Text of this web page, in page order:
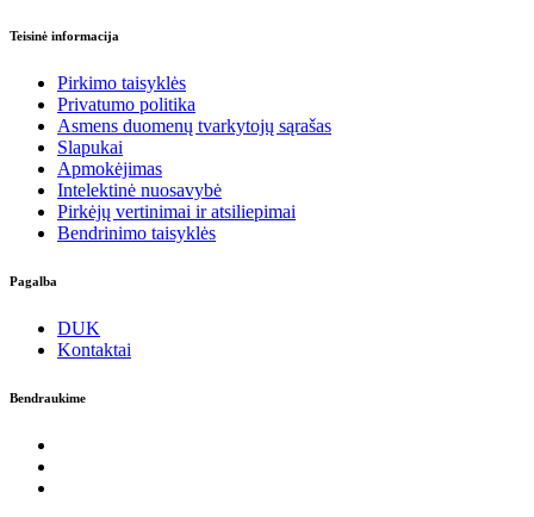
Teisinė informacija
Pirkimo taisyklės
Privatumo politika
Asmens duomenų tvarkytojų sąrašas
Slapukai
Apmokėjimas
Intelektinė nuosavybė
Pirkėjų vertinimai ir atsiliepimai
Bendrinimo taisyklės
Pagalba
DUK
Kontaktai
Bendraukime